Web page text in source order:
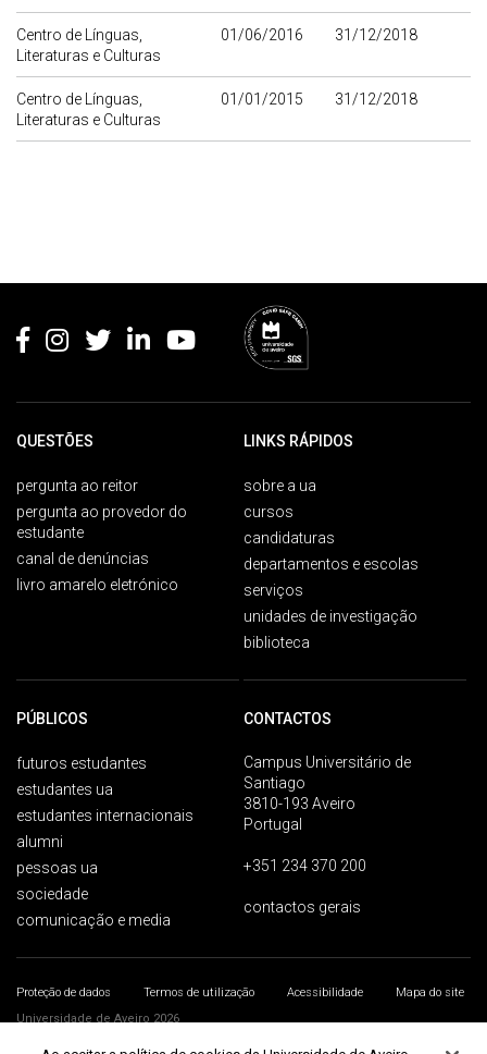
Centro de Línguas,
Literaturas e Culturas
01/06/2016 31/12/2018
Centro de Línguas,
Literaturas e Culturas
01/01/2015 31/12/2018
QUESTÕES
pergunta ao reitor
pergunta ao provedor do
estudante
canal de denúncias
livro amarelo eletrónico
LINKS RÁPIDOS
sobre a ua
cursos
candidaturas
departamentos e escolas
serviços
unidades de investigação
biblioteca
PÚBLICOS
futuros estudantes
estudantes ua
estudantes internacionais
alumni
pessoas ua
sociedade
comunicação e media
CONTACTOS
Campus Universitário de
Santiago
3810-193 Aveiro
Portugal
+351 234 370 200
contactos gerais
Proteção de dados Termos de utilização Acessibilidade
Mapa do site
Universidade de Aveiro 2026